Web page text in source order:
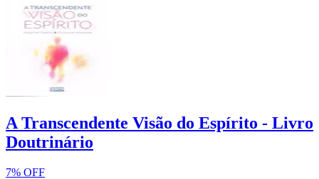
A Transcendente Visão do Espírito - Livro
Doutrinário
7% OFF